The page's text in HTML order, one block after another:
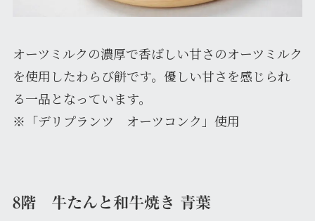
オーツミルクの濃厚で香ばしい甘さのオーツミルク
を使用したわらび餅です。優しい甘さを感じられ
る一品となっています。
※「デリプランツ オーツコンク」使用
8階 牛たんと和牛焼き 青葉